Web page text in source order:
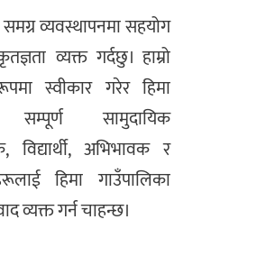
व्यवस्थापनमा सहयोग
व्यक्त गर्दछु। हाम्रो
स्वीकार गरेर हिमा
सम्पूर्ण सामुदायिक
विद्यार्थी, अभिभावक र
हिमा गाउँपालिका
व्यक्त गर्न चाहन्छ।